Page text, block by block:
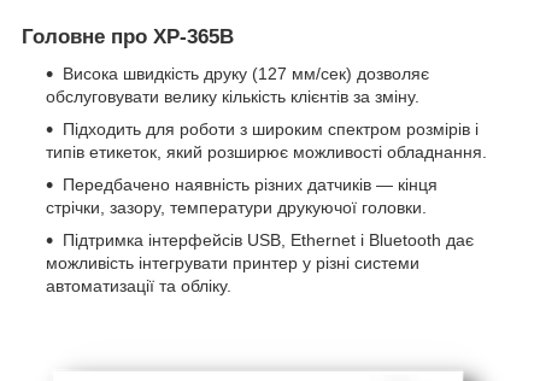
Головне про XP-365B
Висока швидкість друку (127 мм/сек) дозволяє
обслуговувати велику кількість клієнтів за зміну.
Підходить для роботи з широким спектром розмірів і
типів етикеток, який розширює можливості обладнання.
Передбачено наявність різних датчиків — кінця
стрічки, зазору, температури друкуючої головки.
Підтримка інтерфейсів USB, Ethernet і Bluetooth дає
можливість інтегрувати принтер у різні системи
автоматизації та обліку.